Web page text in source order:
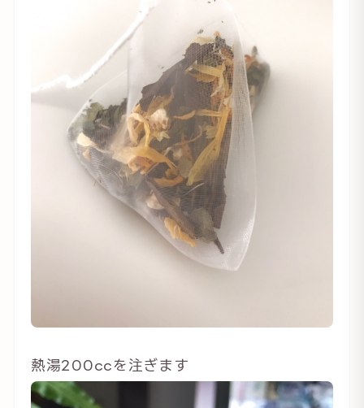
熱湯200ccを注ぎます